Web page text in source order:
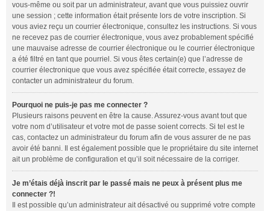
vous-même ou soit par un administrateur, avant que vous puissiez ouvrir
une session ; cette information était présente lors de votre inscription. Si
vous aviez reçu un courrier électronique, consultez les instructions. Si vous
ne recevez pas de courrier électronique, vous avez probablement spécifié
une mauvaise adresse de courrier électronique ou le courrier électronique
a été filtré en tant que pourriel. Si vous êtes certain(e) que l’adresse de
courrier électronique que vous avez spécifiée était correcte, essayez de
contacter un administrateur du forum.
Pourquoi ne puis-je pas me connecter ?
Plusieurs raisons peuvent en être la cause. Assurez-vous avant tout que
votre nom d’utilisateur et votre mot de passe soient corrects. Si tel est le
cas, contactez un administrateur du forum afin de vous assurer de ne pas
avoir été banni. Il est également possible que le propriétaire du site internet
ait un problème de configuration et qu’il soit nécessaire de la corriger.
Je m’étais déjà inscrit par le passé mais ne peux à présent plus me
connecter ?!
Il est possible qu’un administrateur ait désactivé ou supprimé votre compte